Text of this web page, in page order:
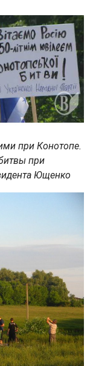
при Конотопе.
при
Ющенко